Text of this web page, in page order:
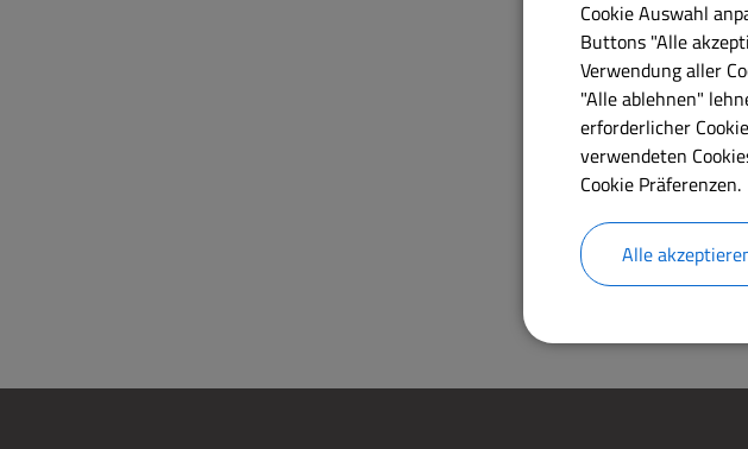
Öffnungszeiten VG
Montag und
Montag und
Dienstag:
Donnerstag:
Donnerstag:
Freitag: 08:30
Cookie Auswahl
Buttons "Alle
Verwendung aller
"Alle ablehnen"
erforderlicher
verwendeten
Cookie Präferenzen.
Alle